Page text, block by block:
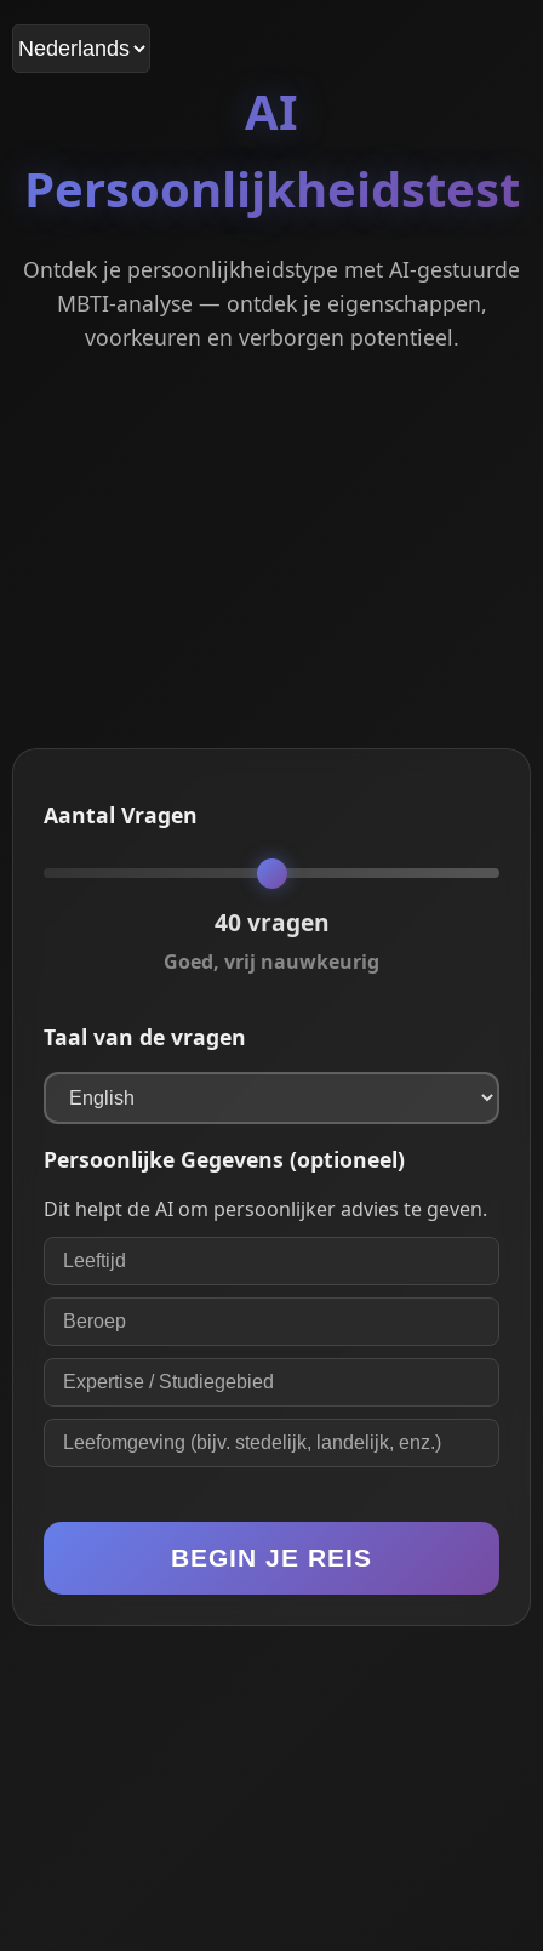
AI
Persoonlijkheidstest
Ontdek je persoonlijkheidstype met AI-gestuurde
MBTI-analyse — ontdek je eigenschappen,
voorkeuren en verborgen potentieel.
Aantal Vragen
40 vragen
Goed, vrij nauwkeurig
Taal van de vragen
Persoonlijke Gegevens (optioneel)
Dit helpt de AI om persoonlijker advies te geven.
BEGIN JE REIS